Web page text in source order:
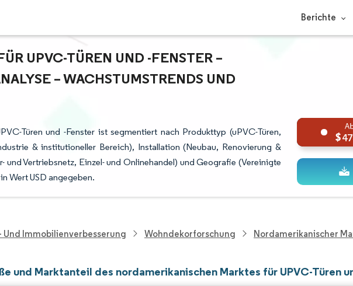
Berichte
UPVC-TÜREN UND -FENSTER –
– WACHSTUMSTRENDS UND P
Türen und -Fenster ist segmentiert nach Produkttyp (uPVC-Türen,
& institutioneller Bereich), Installation (Neubau, Renovierung &
und Vertriebsnetz, Einzel- und Onlinehandel) und Geografie (Vereinigte
Wert USD angegeben.
Und Immobilienverbesserung Wohndekorforschung Nordamerikanischer
und Marktanteil des nordamerikanischen Marktes für UPVC-Türen